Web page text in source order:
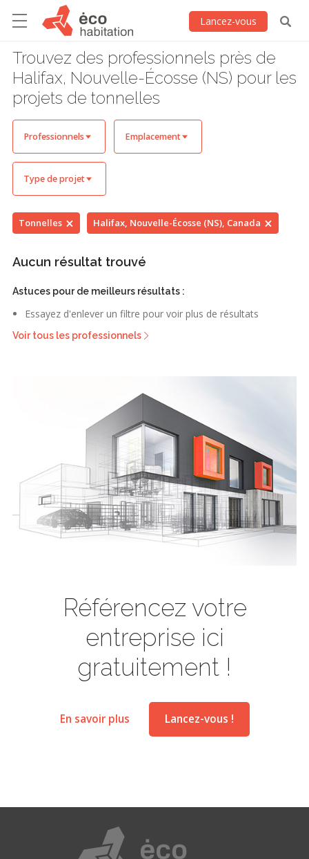
Lancez-vous
Trouvez des professionnels près de
Halifax, Nouvelle-Écosse (NS) pour les
projets de tonnelles
Professionnels Emplacement
Type de projet
Tonnelles Halifax, Nouvelle-Écosse (NS), Canada
Aucun résultat trouvé
Astuces pour de meilleurs résultats :
Essayez d'enlever un filtre pour voir plus de résultats
Voir tous les professionnels
Référencez votre
entreprise ici
gratuitement !
En savoir plus Lancez-vous !